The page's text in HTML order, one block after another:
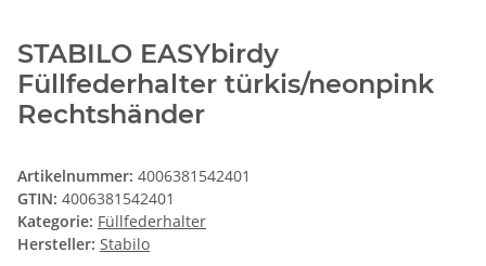
STABILO EASYbirdy
Füllfederhalter türkis/neonpink
Rechtshänder
Artikelnummer: 4006381542401
GTIN: 4006381542401
Kategorie: Füllfederhalter
Hersteller: Stabilo